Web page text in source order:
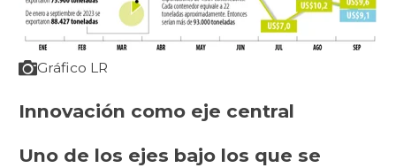
Gráfico LR
Innovación como eje central
Uno de los ejes bajo los que se